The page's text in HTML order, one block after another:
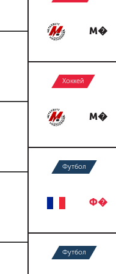
М�
Хоккей
М�
Футбол
Ф�
Футбол